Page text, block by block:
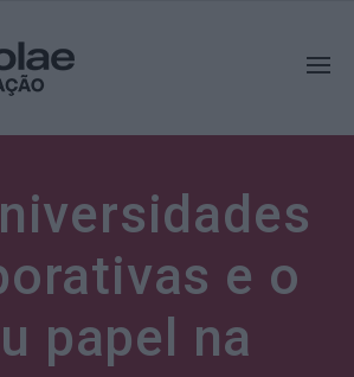
e o
papel na